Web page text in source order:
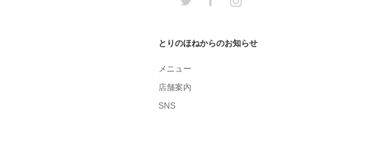
とりのほねからのお知らせ
メニュー
店舗案内
SNS